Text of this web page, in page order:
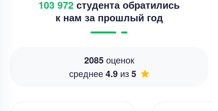
103 972 студента обратились
к нам за прошлый год
2085оценок
среднее4.9 из5